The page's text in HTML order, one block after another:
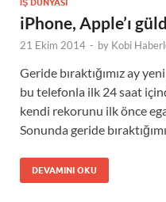
iPhone, Apple’ı
21 Ekim 2014 - by Kobi
Geride bıraktığımız ay
bu telefonla ilk 24 saat
kendi rekorunu ilk önce
Sonunda geride
DEVAMINI OKU